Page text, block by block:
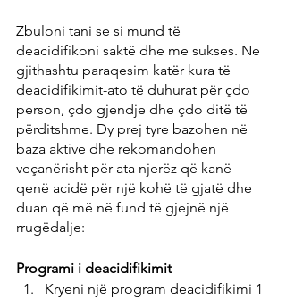
Zbuloni tani se si mund të
deacidifikoni saktë dhe me sukses. Ne
gjithashtu paraqesim katër kura të
deacidifikimit-ato të duhurat për çdo
person, çdo gjendje dhe çdo ditë të
përditshme. Dy prej tyre bazohen në
baza aktive dhe rekomandohen
veçanërisht për ata njerëz që kanë
qenë acidë për një kohë të gjatë dhe
duan që më në fund të gjejnë një
rrugëdalje:
Programi i deacidifikimit
Kryeni një program deacidifikimi 1